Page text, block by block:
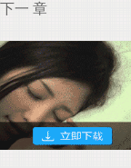
下一 章